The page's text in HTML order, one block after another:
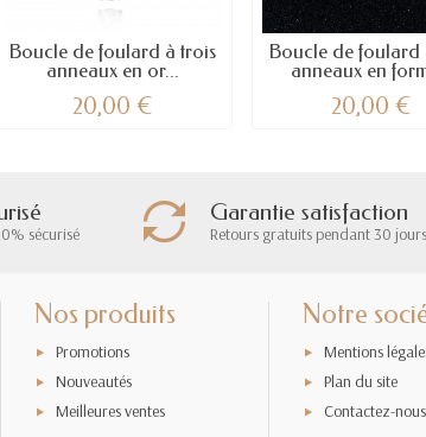
Boucle de foulard à trois
anneaux en or...
20,00 €
Boucle de foulard
anneaux en
20,00 €
sécurisé
Garantie satisfaction
Retours gratuits pendant 30 jours
Nos produits
Promotions
Nouveautés
Meilleures ventes
Notre
Mentions
Plan du site
Contactez-nous